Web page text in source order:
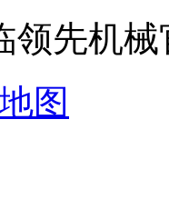
领先机械
图